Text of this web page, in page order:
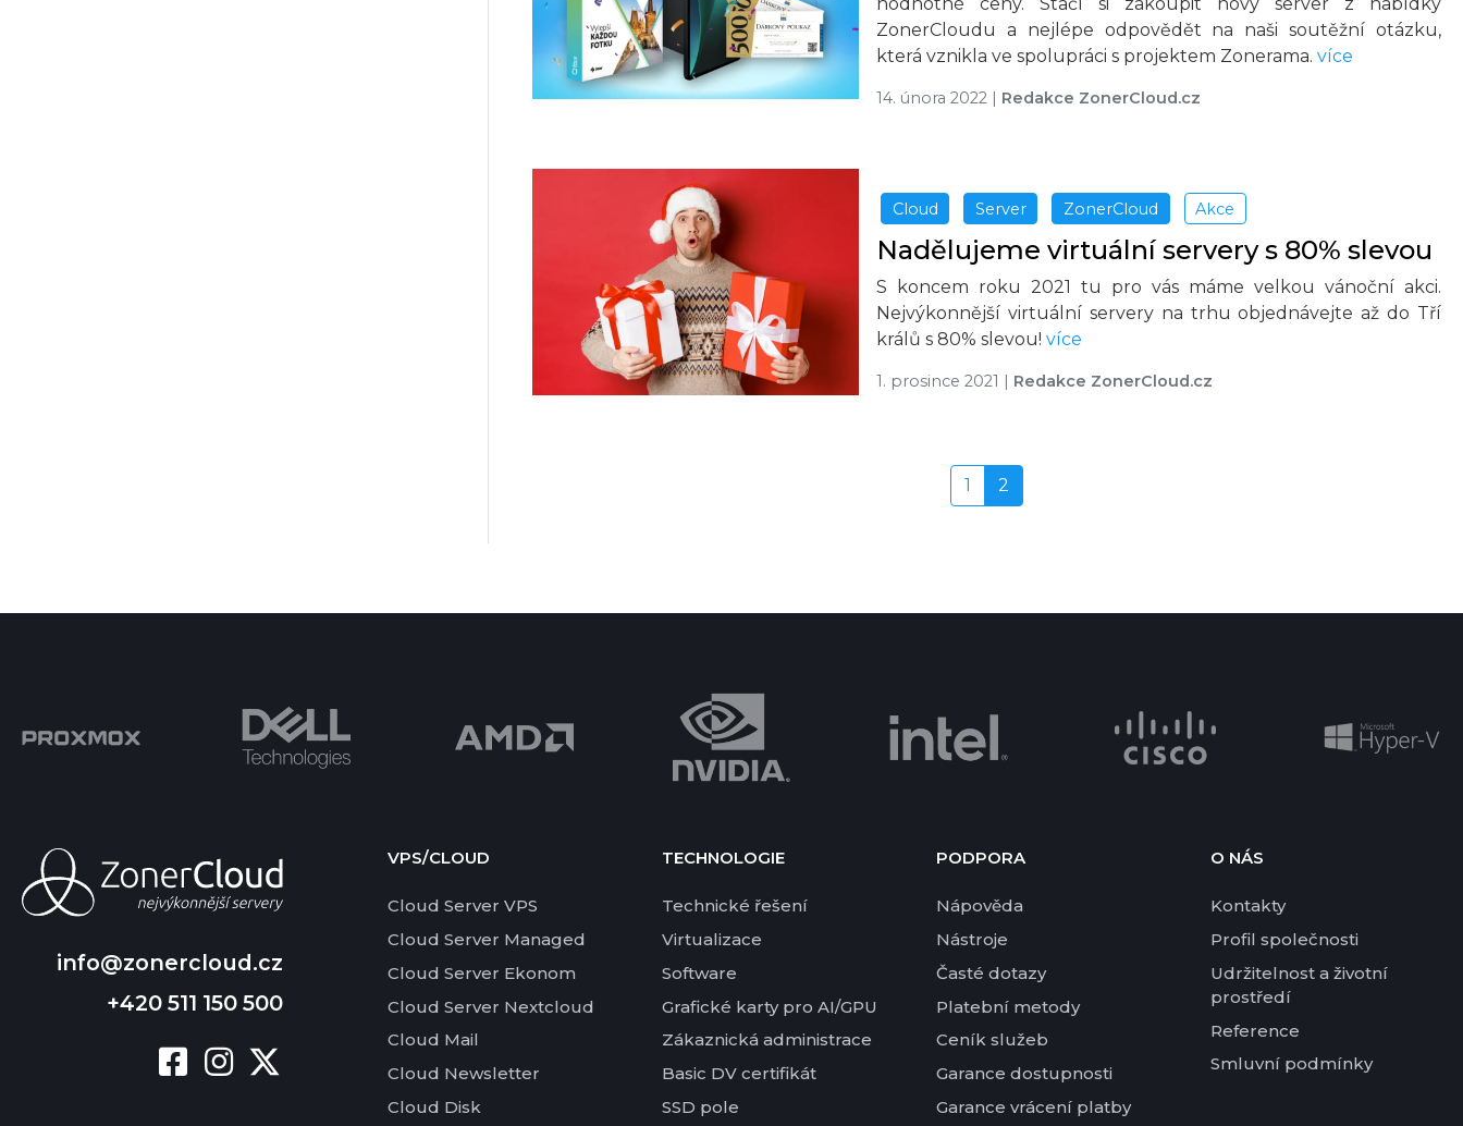
ZonerCloudu a nejlépe odpovědět na naši soutěžní otázku,
která vznikla ve spolupráci s projektem Zonerama. více
14. února 2022 | Redakce ZonerCloud.cz
Cloud Server ZonerCloud Akce
Nadělujeme virtuální servery s 80% slevou
S koncem roku 2021 tu pro vás máme velkou vánoční akci.
Nejvýkonnější virtuální servery na trhu objednávejte až do Tří
králů s 80% slevou! více
1. prosince 2021 | Redakce ZonerCloud.cz
1 2
info@zonercloud.cz
+420 511 150 500
VPS/CLOUD
Cloud Server VPS
Cloud Server Managed
Cloud Server Ekonom
Cloud Server Nextcloud
Cloud Mail
Cloud Newsletter
Cloud Disk
TECHNOLOGIE
Technické řešení
Virtualizace
Software
Grafické karty pro AI/GPU
Zákaznická administrace
Basic DV certifikát
SSD pole
PODPORA
Nápověda
Nástroje
Časté dotazy
Platební metody
Ceník služeb
Garance dostupnosti
Garance vrácení platby
O NÁS
Kontakty
Profil společnosti
Udržitelnost a životní
prostředí
Reference
Smluvní podmínky